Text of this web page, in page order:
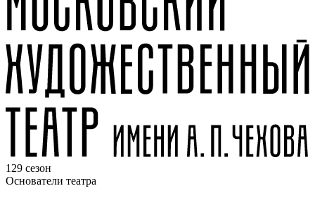
129 сезон
Основатели театра